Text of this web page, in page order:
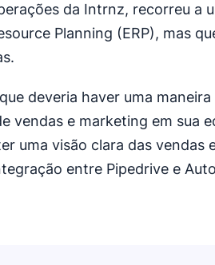
da Intrnz, recorreu a
Planning (ERP), mas
deveria haver uma
vendas e marketing em sua
uma visão clara das vendas
entre Pipedrive e